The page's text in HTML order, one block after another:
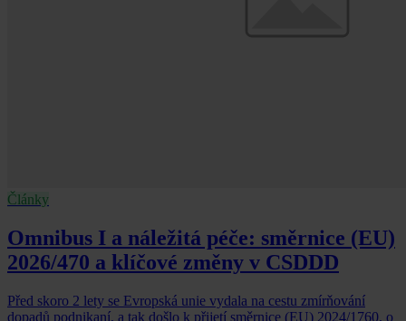
Články
Omnibus I a náležitá péče: směrnice (EU)
2026/470 a klíčové změny v CSDDD
Před skoro 2 lety se Evropská unie vydala na cestu zmírňování
dopadů podnikaní, a tak došlo k přijetí směrnice (EU) 2024/1760, o